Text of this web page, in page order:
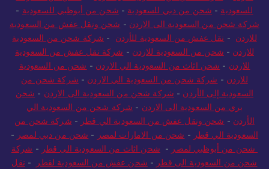
للسعودية - شحن من دبي للسعودية - شحن من أبوظبي للسعودية -
شركة شحن من السعودية الى الاردن - شحن ونقل عفش من السعودية
للاردن - نقل عفش من السعودية للأردن - شركة شحن من السعودية
للاردن - شحن من السعودية للاردن - شركة نقل عفش من السعودية
للاردن - شحن اثاث من السعودية الي الاردن - شحن من السعودية
للاردن - شركة شحن من السعودية الي الاردن - شركة شحن من
السعودية إلى الأردن - شركة شحن من السعودية الى الاردن - شحن
بري من السعودية الى الاردن - شركة شحن من السعودية الي
الأردن - شحن ونقل عفش من السعودية الي قطر - شركة شحن من
السعودية الي قطر - شحن من الامارات لمصر - شحن من دبي لمصر -
شحن من أبوظبي لمصر - شحن اثاث من السعودية الى قطر - شركة
شحن من السعودية الى قطر - شحن عفش من السعودية لقطر - نقل